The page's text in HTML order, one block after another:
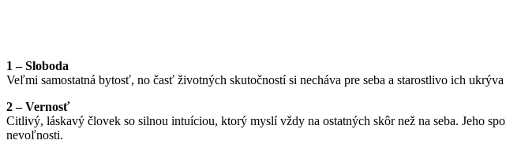
1 – Sloboda
Veľmi samostatná bytosť, no časť životných skutočností si necháva pre seba a starostlivo ich
2 – Vernosť
Citlivý, láskavý človek so silnou intuíciou, ktorý myslí vždy na ostatných skôr než na seba. Jeho
nevoľnosti.